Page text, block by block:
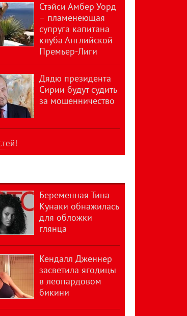
Стэйси Амбер Уорд
– пламенеющая
супруга капитана
клуба Английской
Премьер-Лиги
Дядю президента
Сирии будут судить
за мошенничество
Беременная Тина
Кунаки обнажилась
для обложки
глянца
Кендалл Дженнер
засветила ягодицы
в леопардовом
бикини